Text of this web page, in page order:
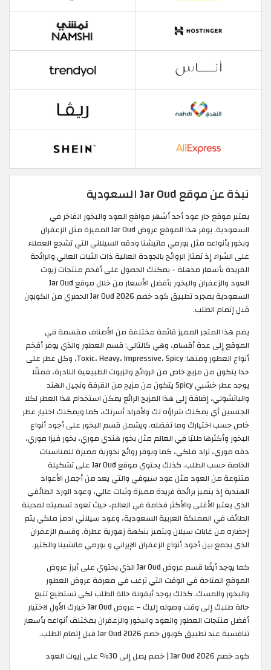
نبذة عن موقع Jar Oud السعودية
يعتبر موقع جار عود أحد أشهر مواقع العود والبخور الفاخر في
السعودية. يوفر هذا الموقع عروض Jar Oud المميزة مثل الزعفران
وبخور بأنواعه مثل بورمي ماتيشنا ودقه السيلاني التي تشجع العملاء
على الشراء إذ تمتاز الروائح بالجودة العالية ذات الثبات العالي والرائحة
الفريدة بأسعار مذهلة - يمكنك الحصول على أفخم منتجات زيوت
العود والزعفران والبخور بأفضل الأسعار من خلال موقع Jar Oud
السعودية بمجرد تطبيق كود خصم Jar Oud 2026 الحصري من الكوبون
قبل إتمام الطلب.
يضم هذا المتجر المميز قائمة مختلفة من الأصناف مقسمة في
الموقع إلى عدة أقسام، وهي كالتالي: قسم العطور والذي يوفر أفخم
أنواع العطور ومنها: Toxic، Heavy، Impressive، Spicy، وكل عطر على
حدا يتكون من مزيج خاص من الروائح والزيوت الطبيعية النادرة، فمثلًا
يوجد عطر خشبي Spicy يتكون من مزيج من القرفة ونجيل الهند
والباتشولي، إضافة إلى هذا المزيج الرائع يمكن استخدام هذا العطر لكلا
الجنسين أي يمكنك شراؤه لك ولأفراد أسرتك، كما ويمكنك اختيار عطر
خاص حسب اختيارك وما تفضله. ويشمل قسم البخور على أجود أنواع
البخور وأكثرها طلبًا في العالم مثل بخور هندي موري، بخور فيزا موري،
دقه موري، تراد ملكي، كما ويوفر روائح بخورية مميزة للمناسبات
الخاصة حسب الطلب. كذلك يحتوي موقع Jar Oud على تشكيلة
متنوعة من العود مثل عود سيوفي والتي يعد من أجمل الأعواد
الهندية إذ يتميز برائحة فريدة مميزة وثبات عالي، وعود الورد الطائفي
الذي يعتبر الأغلى والأكثر فخامة في العالم، حيث تعود تسميته لمدينة
الطائف في المملكة العربية السعودية، وعود سيلاني ادمز ملكي يتم
إحضاره من غابات سيلان ويتميز بنكهة زهورية عطرة. وقسم الزعفران
الذي يجمع بين أجود أنواع الزعفران الإيراني و بورمي ماتشينا والكثير.
كما يوجد أيضًا قسم عروض Jar Oud الذي يحتوي على أبرز عروض
الموقع المتاحة في الوقت التي ترغب في معرفة عروض العطور
والبخور والمسك. كذلك يوجد أيقونة حالة الطلب لكي تستطيع تتبع
حالة طلبك إلى وقت وصوله إليك – عروض Jar Oud خيارك الأول لاختيار
أفضل منتجات العطور والعود والبخور والزعفران بمختلف أنواعه بأسعار
تنافسية عند تطبيق كوبون خصم Jar Oud 2026 قبل إتمام الطلب.
كود خصم Jar Oud 2026 | خصم يصل إلى 30٪ على زيوت العود